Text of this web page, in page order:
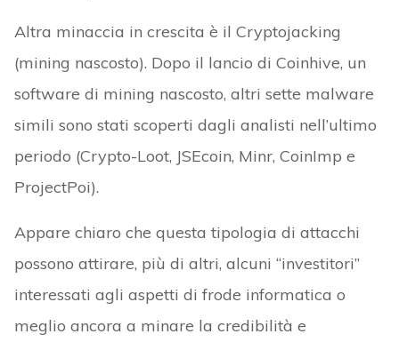
Altra minaccia in crescita è il Cryptojacking
(mining nascosto). Dopo il lancio di Coinhive, un
software di mining nascosto, altri sette malware
simili sono stati scoperti dagli analisti nell’ultimo
periodo (Crypto-Loot, JSEcoin, Minr, CoinImp e
ProjectPoi).
Appare chiaro che questa tipologia di attacchi
possono attirare, più di altri, alcuni “investitori”
interessati agli aspetti di frode informatica o
meglio ancora a minare la credibilità e